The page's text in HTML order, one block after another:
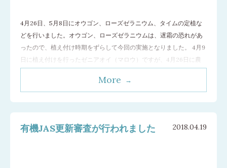
4月26日、5月8日にオウゴン、ローズゼラニウム、タイムの定植な
どを行いました。オウゴン、ローズゼラニウムは、遅霜の恐れがあ
ったので、植え付け時期をずらして今回の実施となりました。 4月9
日に植え付けを行ったゼニアオイ（マロウ）ですが、4月26日に農
年は定植当夜に食い散らかされ、それを教訓に外周に害獣ネットを
More
有機JAS更新審査が行われました 2018.04.19